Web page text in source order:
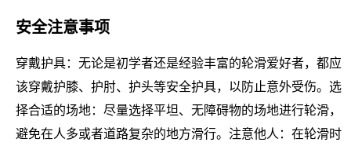
安全注意事项
穿戴护具：无论是初学者还是经验丰富的轮滑爱好者，都应
该穿戴护膝、护肘、护头等安全护具，以防止意外受伤。选
择合适的场地：尽量选择平坦、无障碍物的场地进行轮滑，
避免在人多或者道路复杂的地方滑行。注意他人：在轮滑时